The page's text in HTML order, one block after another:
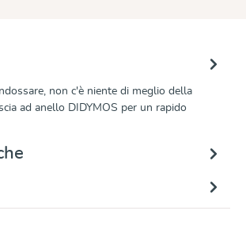
non c'è niente di meglio della
ad anello DIDYMOS per un rapido